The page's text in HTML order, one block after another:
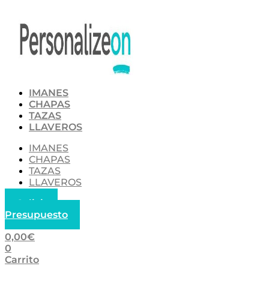
contenido
IMANES
CHAPAS
TAZAS
LLAVEROS
IMANES
CHAPAS
TAZAS
LLAVEROS
Solicitar
Presupuesto
0,00€
0
Carrito